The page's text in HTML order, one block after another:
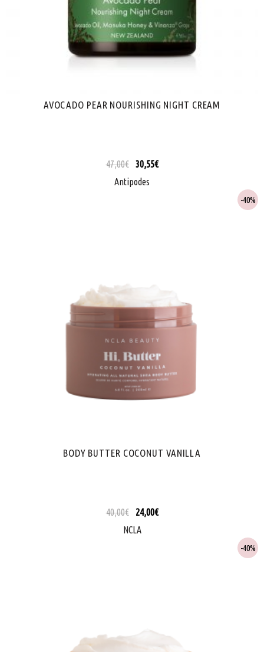
AVOCADO PEAR NOURISHING NIGHT CREAM
47,00€ 30,55€
Antipodes
40%
BODY BUTTER COCONUT VANILLA
40,00€ 24,00€
NCLA
40%